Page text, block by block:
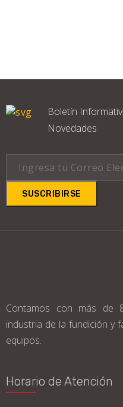
Boletín
Novedades
SUSCRIBIRSE
Contamos con más de
industria de la fundición y
equipos.
Horario de Atención